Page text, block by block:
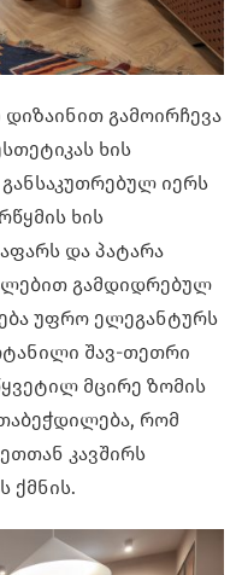
გამოირჩევა
ხის
იერს
ხის
და პატარა
გამდიდრებულ
უფრო ელეგანტურს
შავ-თეთრი
მცირე ზომის
რომ
კავშირს
ქმნის.